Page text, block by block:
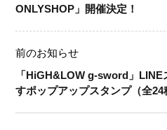
ONLYSHOP」開催決定！
前のお知らせ
「HiGH&LOW g-sword」
すポップアップスタンプ（全24